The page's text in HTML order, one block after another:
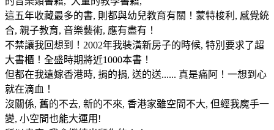
這五年收藏最多的書, 則都與幼兒教育有關！蒙特梭利, 感覺統
合, 親子教育, 音樂藝術, 應有盡有！
不禁讓我回想到！2002年我裝潢新房子的時候, 特別要求了超
大書櫃！全盛時期將近1000本書！
但都在我遠嫁香港時, 捐的捐, 送的送...... 真是痛阿！一想到心
就在滴血！
沒關係, 舊的不去, 新的不來, 香港家雖空間不大, 但經我魔手一
變, 小空間也能大運用!